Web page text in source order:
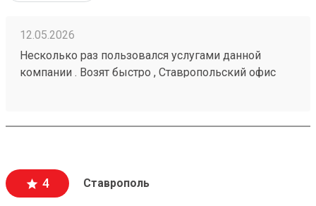
12.05.2026
Несколько раз пользовался услугами данной
компании . Возят быстро , Ставропольский офис
поддержки все решается . Заказ № 260425670
4 Ставрополь